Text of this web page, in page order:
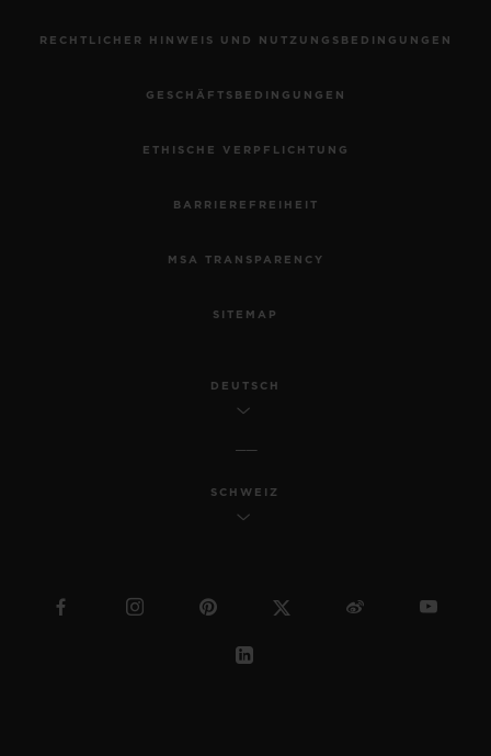
RECHTLICHER HINWEIS UND NUTZUNGSBEDINGUNGEN
GESCHÄFTSBEDINGUNGEN
ETHISCHE VERPFLICHTUNG
BARRIEREFREIHEIT
MSA TRANSPARENCY
SITEMAP
DEUTSCH
SCHWEIZ